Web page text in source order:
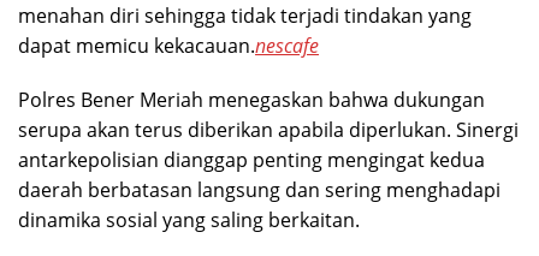
menahan diri sehingga tidak terjadi tindakan yang
dapat memicu kekacauan.nescafe
Polres Bener Meriah menegaskan bahwa dukungan
serupa akan terus diberikan apabila diperlukan. Sinergi
antarkepolisian dianggap penting mengingat kedua
daerah berbatasan langsung dan sering menghadapi
dinamika sosial yang saling berkaitan.